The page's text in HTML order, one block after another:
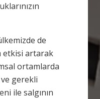
de
etkisi artarak
ortamlarda
gerekli
ile salgının